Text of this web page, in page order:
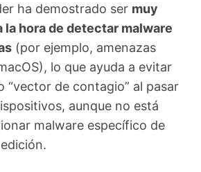
ha demostrado ser muy
la hora de detectar malware
(por ejemplo, amenazas
lo que ayuda a evitar
“vector de contagio” al pasar
aunque no está
malware específico de